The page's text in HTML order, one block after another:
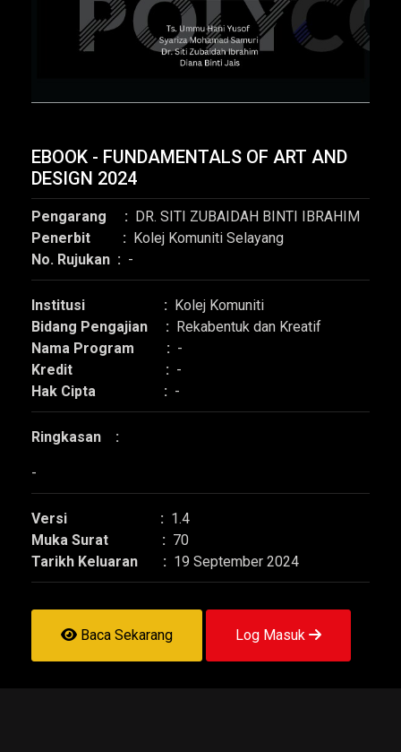
EBOOK - FUNDAMENTALS OF ART AND
DESIGN 2024
Pengarang : DR. SITI ZUBAIDAH BINTI IBRAHIM
Penerbit : Kolej Komuniti Selayang
No. Rujukan : -
Institusi : Kolej Komuniti
Bidang Pengajian : Rekabentuk dan Kreatif
Nama Program : -
Kredit : -
Hak Cipta : -
Ringkasan :
-
Versi : 1.4
Muka Surat : 70
Tarikh Keluaran : 19 September 2024
Baca Sekarang Log Masuk